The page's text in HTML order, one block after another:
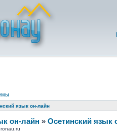
язык он-лайн
он-лайн » Осетинский язык